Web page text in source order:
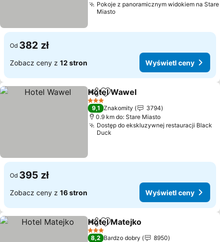
Pokoje z panoramicznym widokiem na Stare
Miasto
Od 382 zł
Zobacz ceny z 12 stron Wyświetl ceny
Udostępnij
Dodaj do ulubionych
Hotel Wawel
3 Kategoria
9,1 Znakomity
3794
0.9 km do: Stare Miasto
Dostęp do ekskluzywnej restauracji Black
Duck
Od 395 zł
Zobacz ceny z 16 stron Wyświetl ceny
Udostępnij
Dodaj do ulubionych
Hotel Matejko
3 Kategoria
8,2 Bardzo dobry
8950